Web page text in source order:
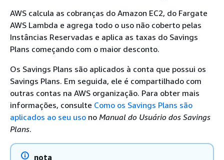
AWS calcula as cobranças do Amazon EC2, do Fargate
AWS Lambda e agrega todo o uso não coberto pelas
Instâncias Reservadas e aplica as taxas do Savings
Plans começando com o maior desconto.
Os Savings Plans são aplicados à conta que possui os
Savings Plans. Em seguida, ele é compartilhado com
outras contas na AWS organização. Para obter mais
informações, consulte Como os Savings Plans são
aplicados ao seu uso no Manual do Usuário dos Savings
Plans.
nota